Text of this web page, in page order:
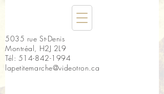
5035 rue St-Denis
Montréal, H2J 2L9
Tél: 514-842-1994
lapetitemarche@videotron.ca